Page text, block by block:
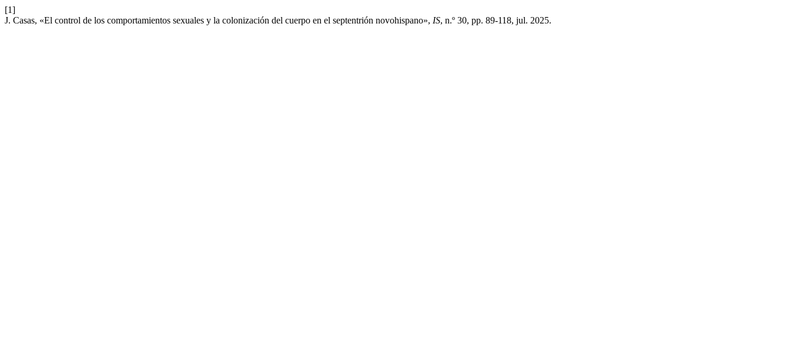
[1]
J. Casas, «El control de los comportamientos sexuales y la colonización del cuerpo en el septentrión novohispano», IS, n.º 30, pp. 89-118, jul. 2025.